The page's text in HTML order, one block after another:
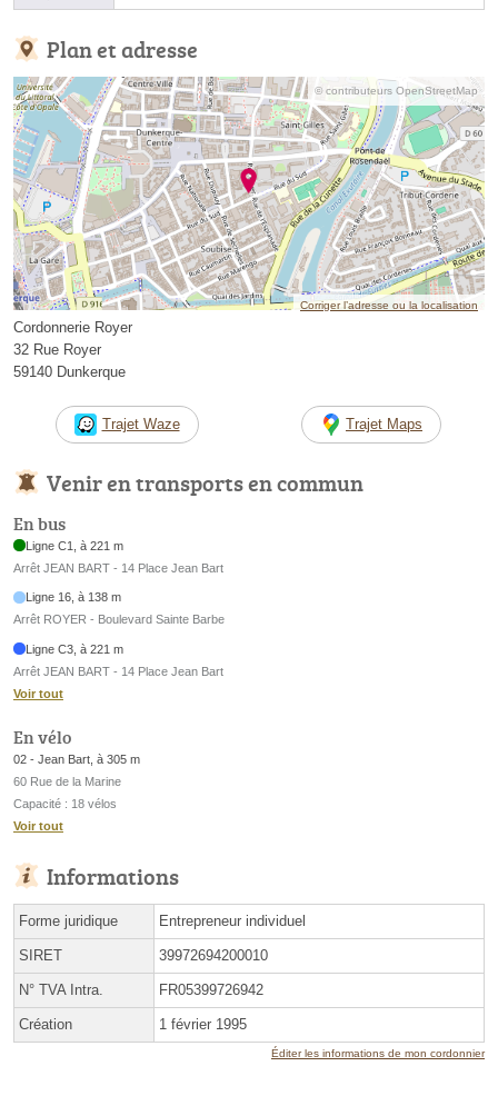
Plan et adresse
© contributeurs OpenStreetMap
Corriger l’adresse ou la localisation
Cordonnerie Royer
32 Rue Royer
59140 Dunkerque
Trajet Waze Trajet Maps
Venir en transports en commun
En bus
Ligne C1, à 221 m
Arrêt JEAN BART - 14 Place Jean Bart
Ligne 16, à 138 m
Arrêt ROYER - Boulevard Sainte Barbe
Ligne C3, à 221 m
Arrêt JEAN BART - 14 Place Jean Bart
Voir tout
En vélo
02 - Jean Bart, à 305 m
60 Rue de la Marine
Capacité : 18 vélos
Voir tout
Informations
Forme juridique Entrepreneur individuel
SIRET 39972694200010
N° TVA Intra. FR05399726942
Création 1 février 1995
Éditer les informations de mon cordonnier